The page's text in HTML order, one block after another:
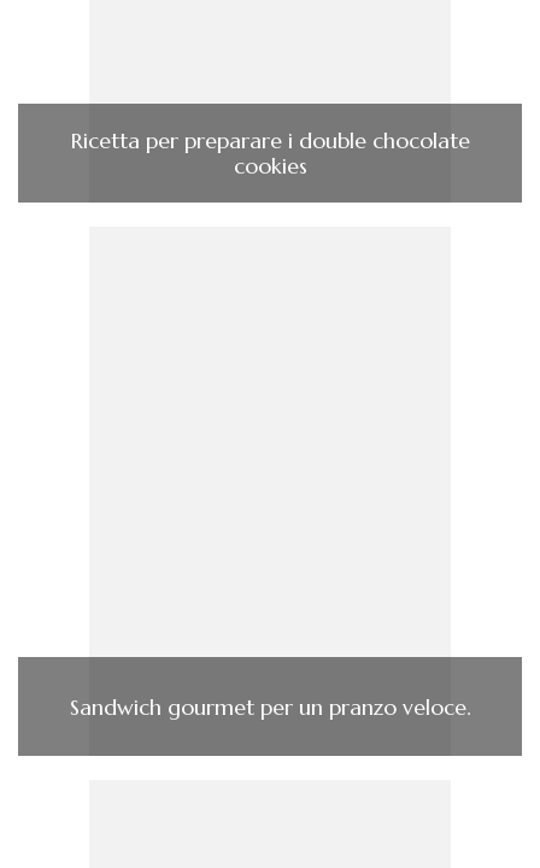
Ricetta per preparare i double chocolate
cookies
Sandwich gourmet per un pranzo veloce.